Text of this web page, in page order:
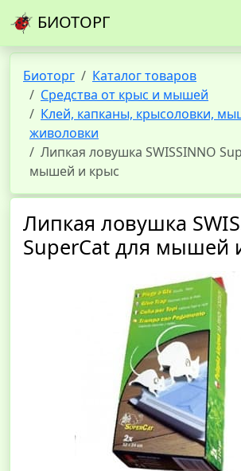
БИОТОРГ
Биоторг
Каталог товаров
Средства от крыс и мышей
Клей, капканы, крысоловки,
живоловки
Липкая ловушка SWISSINNO
мышей и крыс
Липкая ловушка
SuperCat для мышей